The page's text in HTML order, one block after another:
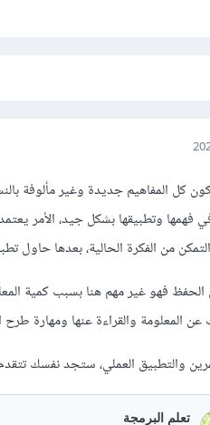
كل المفاهيم جديدة وغير مألوفة
فهمها وتطبيقها بشكل جيد، الأمر
من الفكرة الحالية، بعدها حاول
الحفظ فهو غير مهم هنا بسبب كمية
عن المعلومة والقراءة عنها ومهارة
والتطبيق العملي، ستجد نفسك